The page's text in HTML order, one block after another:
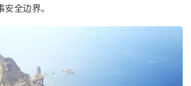
全边界。